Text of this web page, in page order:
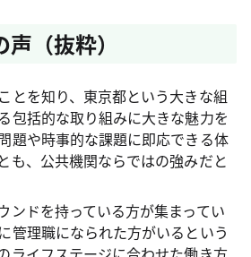
（抜粋）
とを知り、東京都という大きな組
包括的な取り組みに大きな魅力を
題や時事的な課題に即応できる体
も、公共機関ならではの強みだと
ンドを持っている方が集まってい
管理職になられた方がいるという